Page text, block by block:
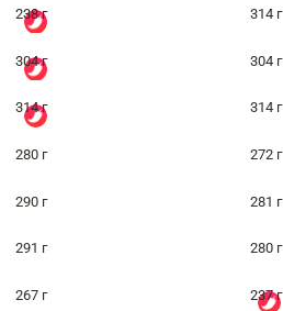
238 г 314 г
304 г 304 г
314 г 314 г
280 г 272 г
290 г 281 г
291 г 280 г
267 г 237 г